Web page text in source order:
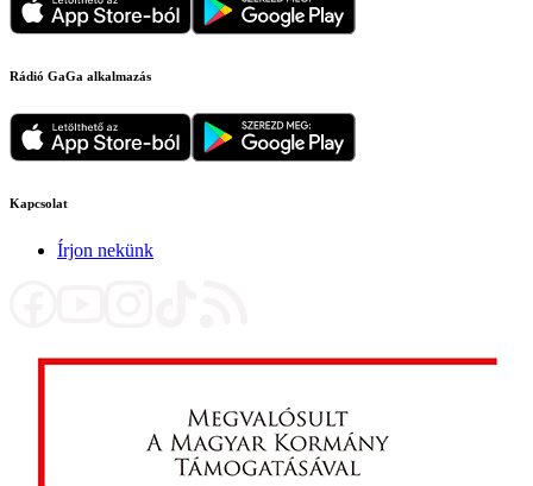
Rádió GaGa alkalmazás
Kapcsolat
Írjon nekünk